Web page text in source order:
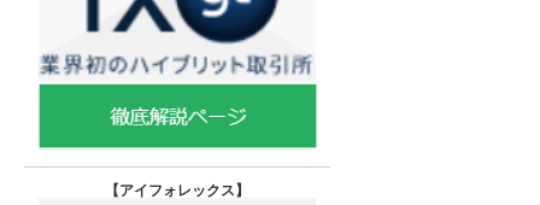
【アイフォレックス】